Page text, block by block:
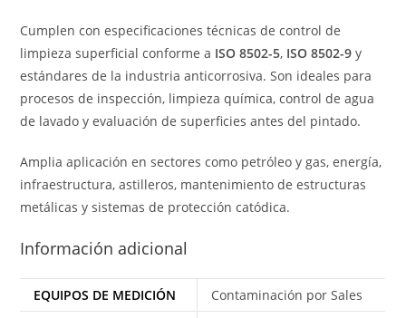
Cumplenconespecificacionestécnicasdecontrolde
limpiezasuperficialconformea ISO8502-5, ISO8502-9 y
estándaresde la industriaanticorrosiva.Son ideales para
procesosde inspección, limpiezaquímica,controldeagua
de lavadoyevaluacióndesuperficiesantesdel pintado.
Ampliaaplicaciónensectorescomo petróleoygas,energía,
infraestructura,astilleros, mantenimientodeestructuras
metálicasysistemasde proteccióncatódica.
Información adicional
EQUIPOS DE MEDICIÓN
Contaminación por Sales